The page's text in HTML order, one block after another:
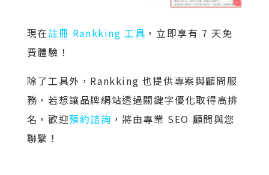
現在註冊 Rankking 工具 ，立即享有 7 天免
費體驗！
除了工具外，Rankking 也提供專案與顧問服
務，若想讓品牌網站透過關鍵字優化取得高排
名，歡迎預約諮詢 ，將由專業 SEO 顧問與您
聯繫！